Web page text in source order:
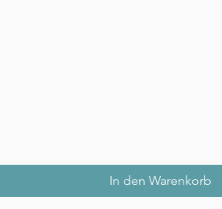
In den Warenkorb